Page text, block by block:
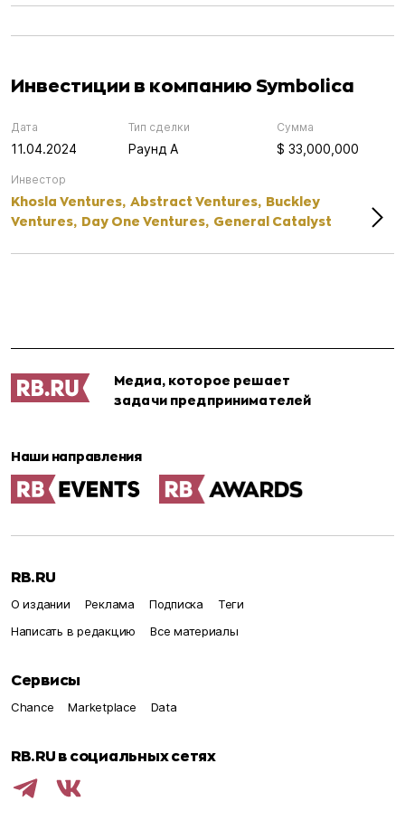
Инвестиции в компанию Symbolica
Дата
11.04.2024
Тип сделки
Раунд А
Сумма
$ 33,000,000
Инвестор
Khosla Ventures, Abstract Ventures, Buckley
Ventures, Day One Ventures, General Catalyst
Медиа, которое решает
задачи предпринимателей
Наши направления
RB.RU
О издании Реклама Подписка
Теги
Написать в редакцию
Все материалы
Сервисы
Chance Marketplace Data
RB.RU в социальных сетях